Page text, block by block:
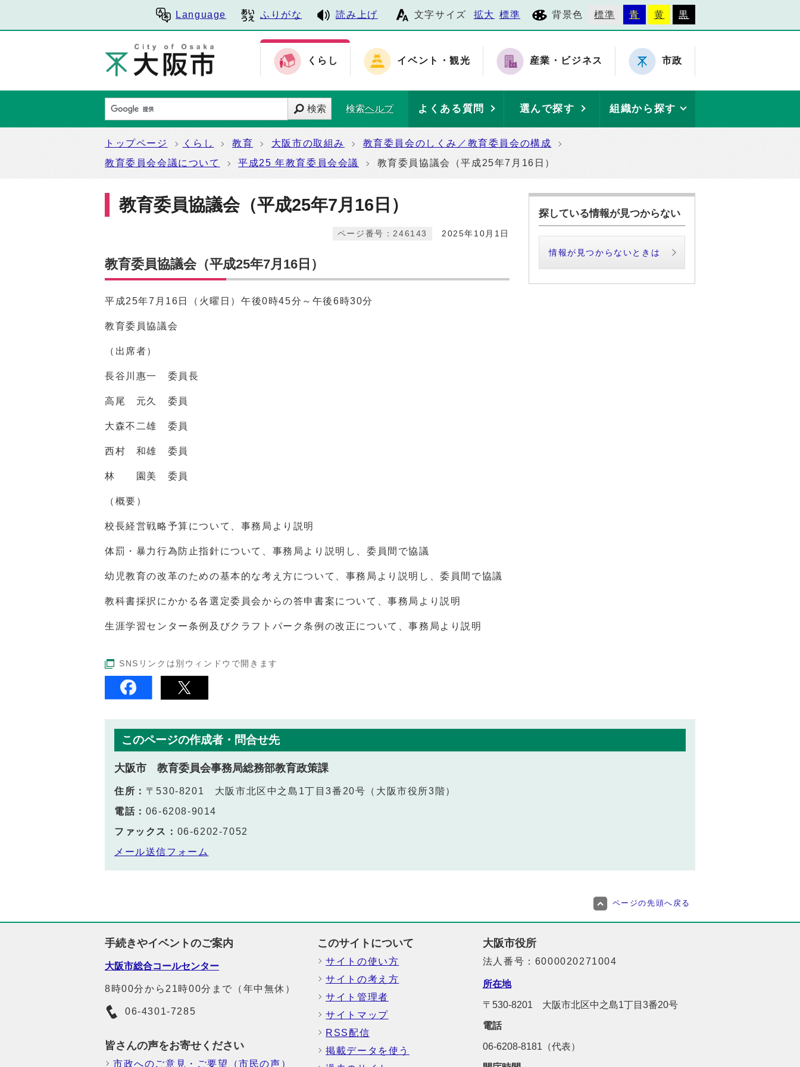
Language ふりがな 読み上げ 文字サイズ 拡大 標準 背景色 標準 青 黄 黒
くらし イベント・観光 産業・ビジネス 市政
検索 検索ヘルプ よくある質問 選んで探す 組織から探す
トップページ くらし 教育 大阪市の取組み
教育委員会のしくみ／教育委員会の構成
教育委員会会議について
平成25 年教育委員会会議 教育委員協議会（平成25年7月16日）
教育委員協議会（平成25年7月16日）
2025年10月1日
ページ番号：246143
教育委員協議会（平成25年7月16日）
平成25年7月 16 日（火曜日）午後0時45分 ～午後6時30分
教育委員協議会
（出席者）
長谷川惠一 委員長
高尾 元久 委員
大森不二雄 委員
西村 和雄 委員
林 園美 委員
（概要）
校長経営戦略予算について、事務局より説明
体罰・暴力行為防止指針について、事務局より説明し、委員間で協議
幼児教育の改革のための基本的な考え方について、事務局より説明し、委員間で協議
教科書採択にかかる各選定委員会からの答申書案について、事務局より説明
生涯学習センター条例及びクラフトパーク条例の改正について、事務局より説明
SNSリンクは別ウィンドウで開きます
探している情報が見つからない
情報が見つからないときは
このページの作成者・問合せ先
大阪市 教育委員会事務局総務部教育政策課
住所： 〒530-8201 大阪市北区中之島1丁目3番20号（大阪市役所3階）
電話： 06-6208-9014
ファックス： 06-6202-7052
メール送信フォーム
ページの先頭へ戻る
手続きやイベントのご案内
大阪市総合コールセンター
8時00分から21時00分まで（年中無休）
06-4301-7285
皆さんの声をお寄せください
市政へのご意見・ご要望（市民の声）
このサイトについて
サイトの使い方
サイトの考え方
サイト管理者
サイトマップ
RSS配信
掲載データを使う
大阪市役所
法人番号：6000020271004
所在地
〒530-8201 大阪市北区中之島1丁目3番20号
電話
06-6208-8181（代表）